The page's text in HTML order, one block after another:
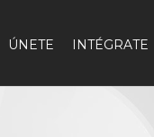
ÚNETE INTÉGRATE